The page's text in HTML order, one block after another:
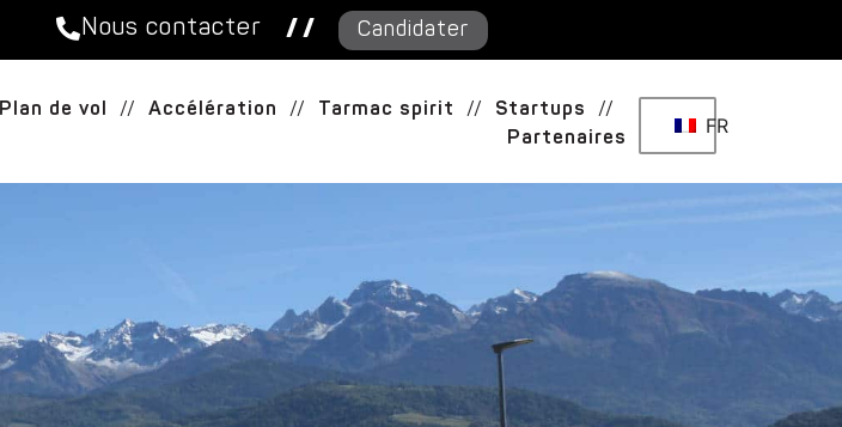
Nous contacter / / Candidater
Plan de vol // Accélération // Tarmac spirit // Startups
//
Partenaires
FR